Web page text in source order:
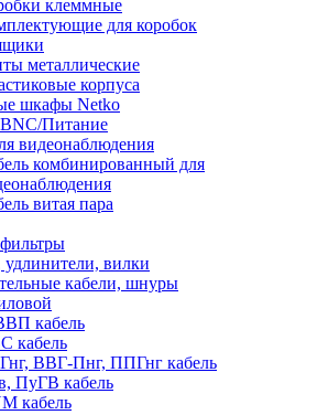
клеммные
для коробок
металлические
корпуса
шкафы Netko
Питание
видеонаблюдения
комбинированный для
витая пара
вилки
кабели, шнуры
кабель
кабель
ВВГ-Пнг, ППГнг кабель
ПуГВ кабель
кабель